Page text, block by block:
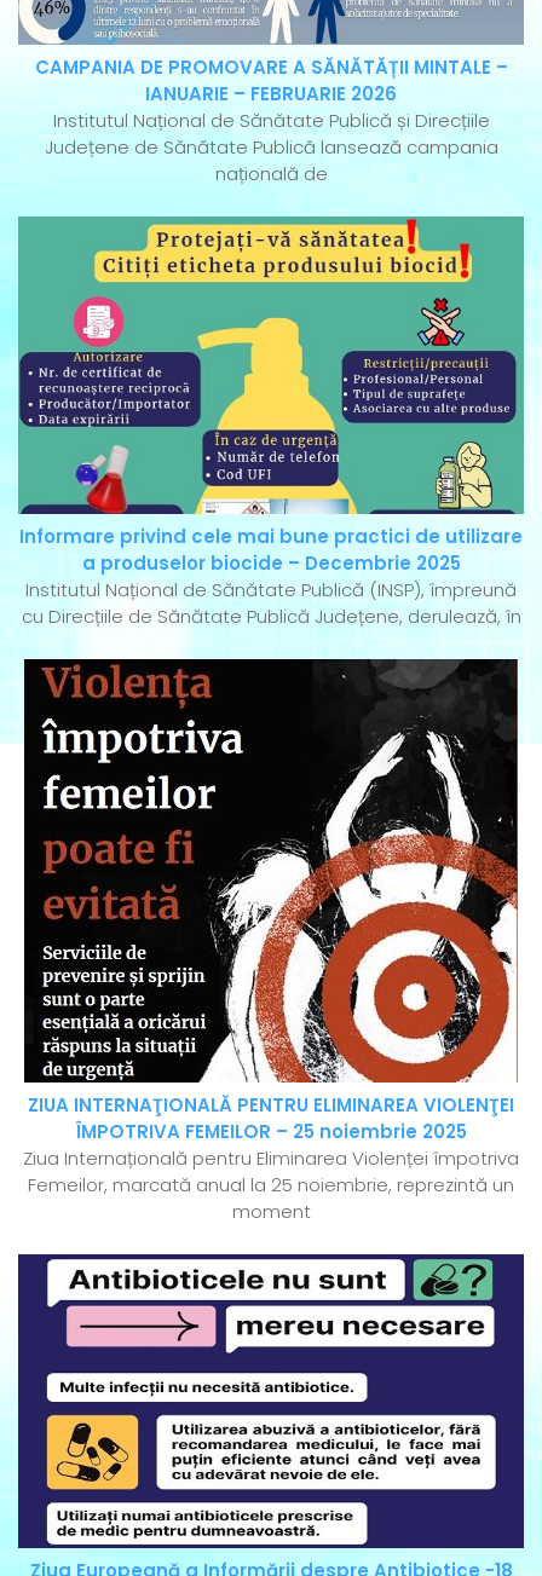
CAMPANIA DE PROMOVARE A SĂNĂTĂȚII MINTALE –
IANUARIE – FEBRUARIE 2026
Institutul Național de Sănătate Publică și Direcțiile
Județene de Sănătate Publică lansează campania
națională de
Informare privind cele mai bune practici de utilizare
a produselor biocide – Decembrie 2025
Institutul Național de Sănătate Publică (INSP), împreună
cu Direcțiile de Sănătate Publică Județene, derulează, în
ZIUA INTERNAŢIONALĂ PENTRU ELIMINAREA VIOLENŢEI
ÎMPOTRIVA FEMEILOR – 25 noiembrie 2025
Ziua Internațională pentru Eliminarea Violenței împotriva
Femeilor, marcată anual la 25 noiembrie, reprezintă un
moment